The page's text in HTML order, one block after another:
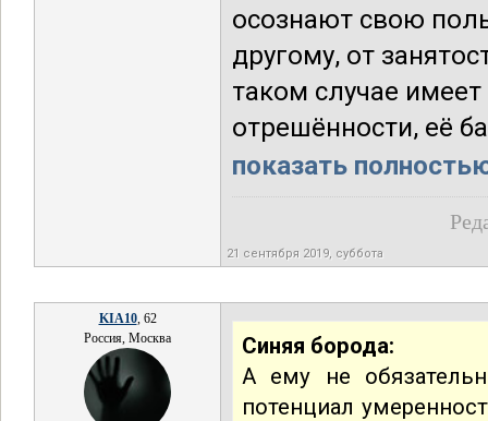
осознают свою
другому, от
таком случае
отрешённости, её
показать
21 сентября 2019, суббота
KIA10, 62
Россия, Москва
Синяя борода:
А ему не
потенциал